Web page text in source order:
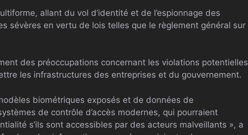
allant du vol d’identité et de l’espionnage des
sévères en vertu de lois telles que le règlement général sur
des préoccupations concernant les violations potentielles
les infrastructures des entreprises et du gouvernement.
biométriques exposés et de données de
de contrôle d’accès modernes, qui pourraient
s’ils sont accessibles par des acteurs malveillants », a